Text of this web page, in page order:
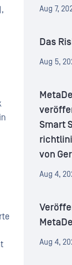
Aug 7,
Das
Aug 5,
Smart
von
Aug 4,
Aug 4,